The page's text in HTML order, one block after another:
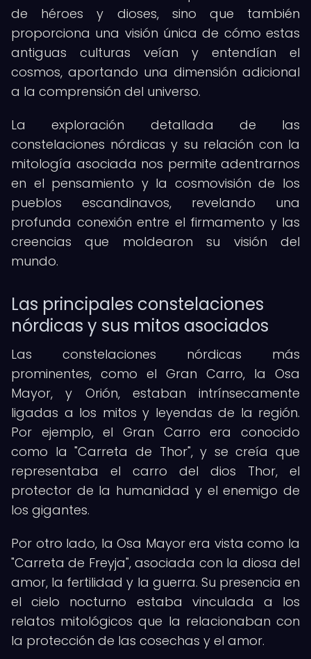
de héroes y dioses, sino que también
proporciona una visión única de cómo estas
antiguas culturas veían y entendían el
cosmos, aportando una dimensión adicional
a la comprensión del universo.
La exploración detallada de las
constelaciones nórdicas y su relación con la
mitología asociada nos permite adentrarnos
en el pensamiento y la cosmovisión de los
pueblos escandinavos, revelando una
profunda conexión entre el firmamento y las
creencias que moldearon su visión del
mundo.
Las principales constelaciones
nórdicas y sus mitos asociados
Las constelaciones nórdicas más
prominentes, como el Gran Carro, la Osa
Mayor, y Orión, estaban intrínsecamente
ligadas a los mitos y leyendas de la región.
Por ejemplo, el Gran Carro era conocido
como la "Carreta de Thor", y se creía que
representaba el carro del dios Thor, el
protector de la humanidad y el enemigo de
los gigantes.
Por otro lado, la Osa Mayor era vista como la
"Carreta de Freyja", asociada con la diosa del
amor, la fertilidad y la guerra. Su presencia en
el cielo nocturno estaba vinculada a los
relatos mitológicos que la relacionaban con
la protección de las cosechas y el amor.